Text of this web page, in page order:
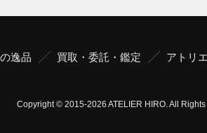
逸品 買取・委託・鑑定 アトリ
Copyright © 2015-2026 ATELIER HIRO. All